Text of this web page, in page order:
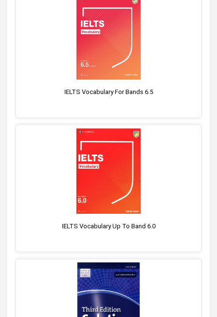
IELTS Vocabulary For Bands 6.5
IELTS Vocabulary Up To Band 6.0